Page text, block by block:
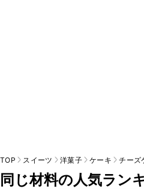
TOP スイーツ 洋菓子 ケーキ チーズ
同じ材料の人気ラン